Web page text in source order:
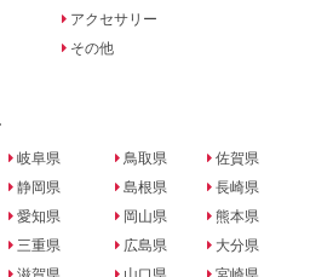
アクセサリー
その他
岐阜県
静岡県
愛知県
三重県
鳥取県
島根県
岡山県
広島県
佐賀県
長崎県
熊本県
大分県